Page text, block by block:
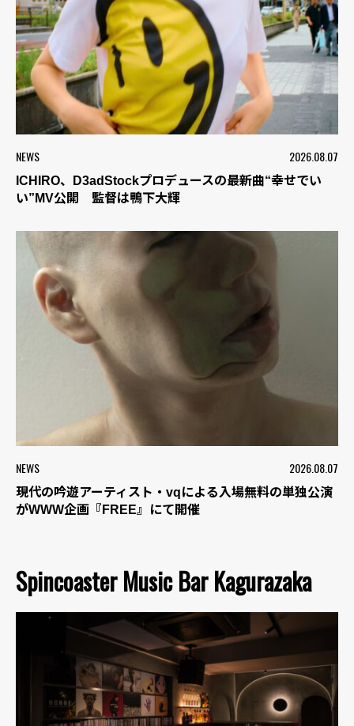
NEWS 2026.08.07
ICHIRO、D3adStockプロデュースの最新曲“幸せでい
い”MV公開 監督は鴨下大輝
NEWS 2026.08.07
現代の吟遊アーティスト・vqによる入場無料の単独公演
がWWW企画『FREE』にて開催
Spincoaster Music Bar Kagurazaka